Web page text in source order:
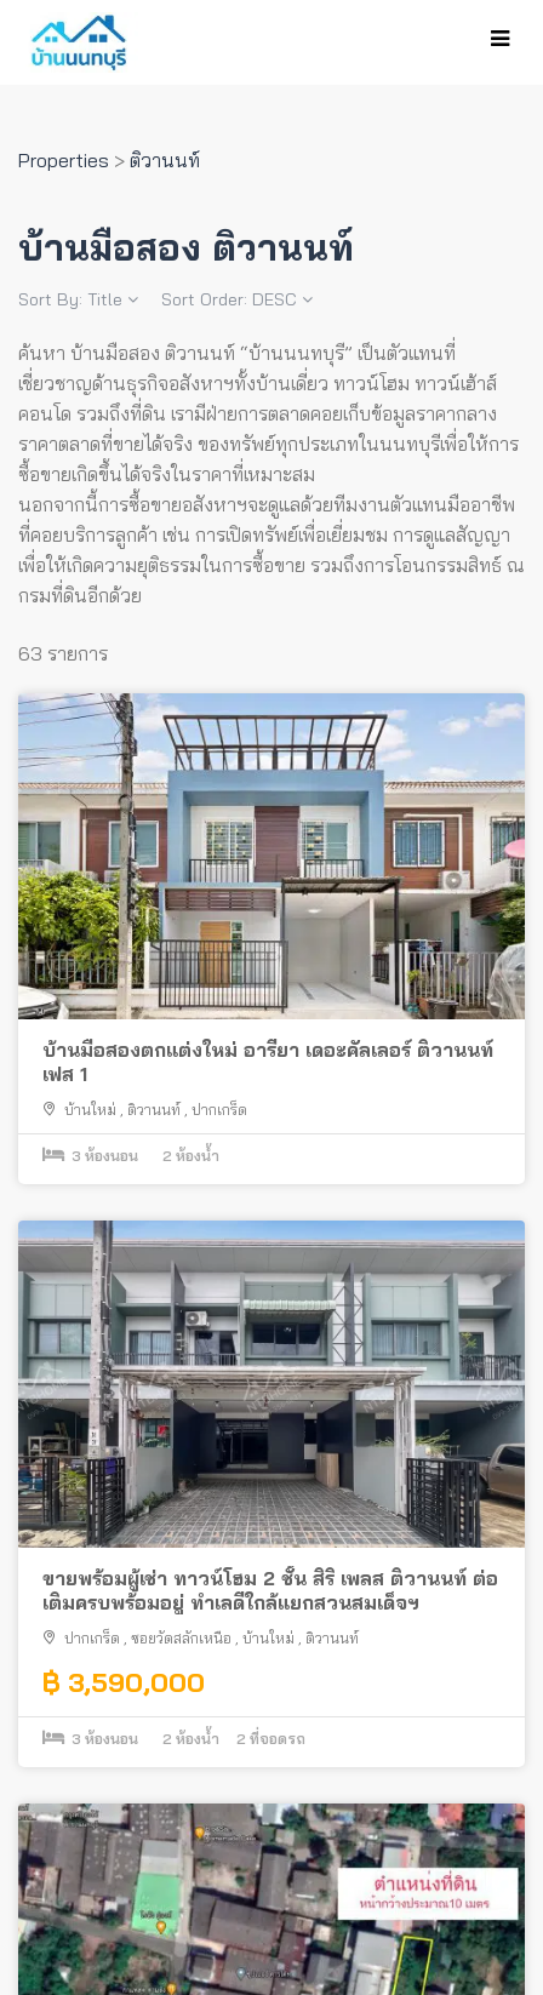
Properties > ติวานนท์
บ้านมือสอง ติวานนท์
Sort By: Title Sort Order: DESC
ค้นหา บ้านมือสอง ติวานนท์ “บ้านนนทบุรี” เป็นตัวแทนที่
เชี่ยวชาญด้านธุรกิจอสังหาฯทั้งบ้านเดี่ยว ทาวน์โฮม ทาวน์เฮ้าส์
คอนโด รวมถึงที่ดิน เรามีฝ่ายการตลาดคอยเก็บข้อมูลราคากลาง
ราคาตลาดที่ขายได้จริง ของทรัพย์ทุกประเภทในนนทบุรีเพื่อให้การ
ซื้อขายเกิดขึ้นได้จริงในราคาที่เหมาะสม
นอกจากนี้การซื้อขายอสังหาฯจะดูแลด้วยทีมงานตัวแทนมืออาชีพ
ที่คอยบริการลูกค้า เช่น การเปิดทรัพย์เพื่อเยี่ยมชม การดูแลสัญญา
เพื่อให้เกิดความยุติธรรมในการซื้อขาย รวมถึงการโอนกรรมสิทธ์ ณ
กรมที่ดินอีกด้วย
63 รายการ
บ้านมือสองตกแต่งใหม่ อารียา เดอะคัลเลอร์ ติวานนท์
เฟส 1
บ้านใหม่ , ติวานนท์ , ปากเกร็ด
3 ห้องนอน 2 ห้องน้ำ
ขายพร้อมผู้เช่า ทาวน์โฮม 2 ชั้น สิริ เพลส ติวานนท์ ต่อ
เติมครบพร้อมอยู่ ทำเลดีใกล้แยกสวนสมเด็จฯ
ปากเกร็ด , ซอยวัดสลักเหนือ , บ้านใหม่ , ติวานนท์
฿ 3,590,000
3 ห้องนอน 2 ห้องน้ำ 2 ที่จอดรถ